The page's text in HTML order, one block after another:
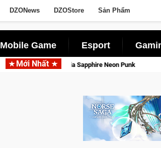
DZONews DZOStore Sản Phẩm
Mobile Game Esport
Mới Nhất Garena hợp tác cùng